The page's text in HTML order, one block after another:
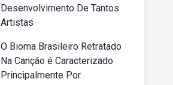
Desenvolvimento De Tantos
Artistas
O Bioma Brasileiro Retratado
Na Canção é Caracterizado
Principalmente Por